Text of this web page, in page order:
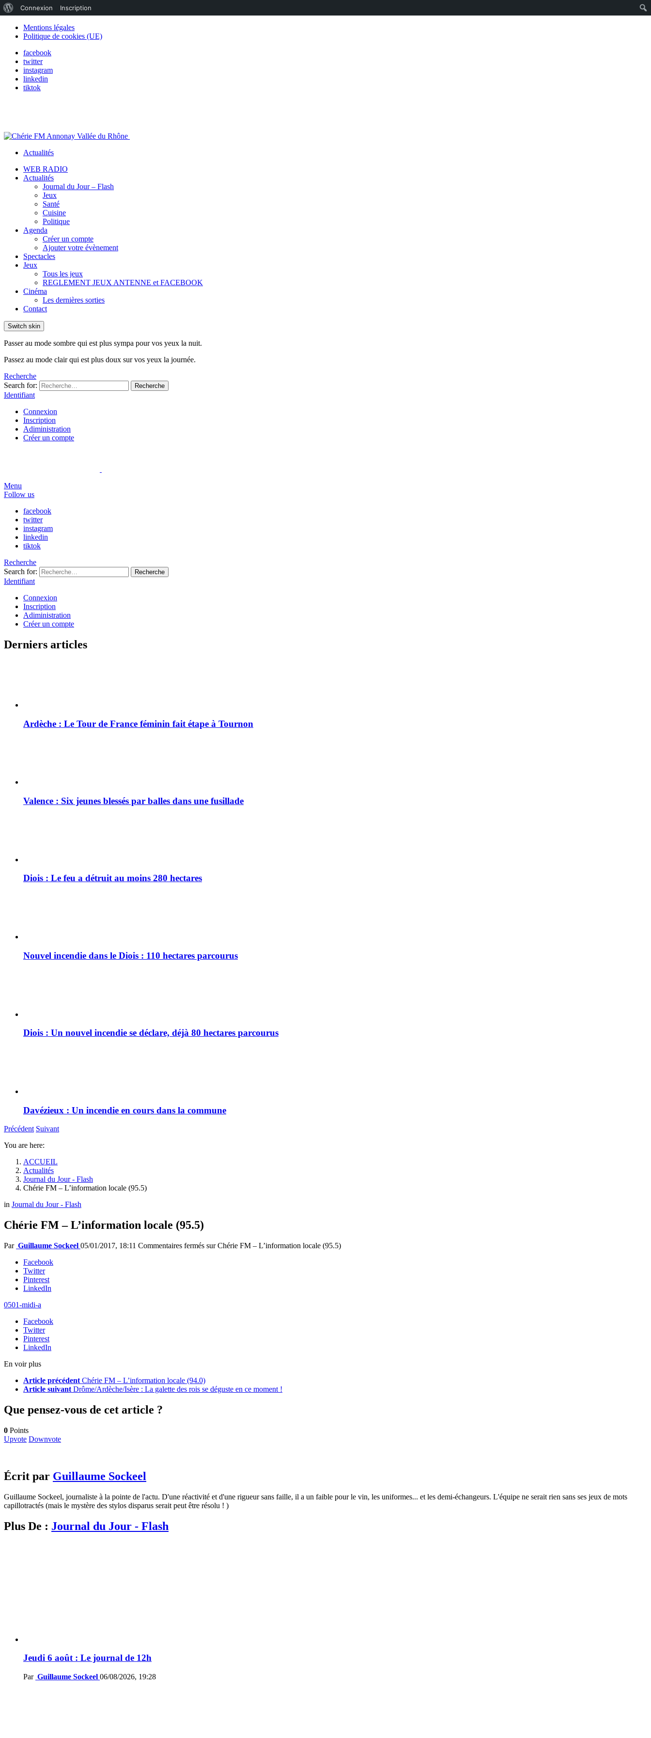
Mentions légales
Politique de cookies (UE)
facebook
twitter
instagram
linkedin
tiktok
Actualités
WEB RADIO
Actualités
Journal du Jour – Flash
Jeux
Santé
Cuisine
Politique
Agenda
Créer un compte
Ajouter votre évènement
Spectacles
Jeux
Tous les jeux
REGLEMENT JEUX ANTENNE et FACEBOOK
Cinéma
Les dernières sorties
Contact
Switch skin
Passer au mode sombre qui est plus sympa pour vos yeux la nuit.
Passez au mode clair qui est plus doux sur vos yeux la journée.
Recherche
Search for:
Recherche
Identifiant
Connexion
Inscription
Adiministration
Créer un compte
Menu
Follow us
facebook
twitter
instagram
linkedin
tiktok
Recherche
Search for:
Recherche
Identifiant
Connexion
Inscription
Adiministration
Créer un compte
Derniers articles
Ardèche : Le Tour de France féminin fait étape à Tournon
Valence : Six jeunes blessés par balles dans une fusillade
Diois : Le feu a détruit au moins 280 hectares
Nouvel incendie dans le Diois : 110 hectares parcourus
Diois : Un nouvel incendie se déclare, déjà 80 hectares parcourus
Davézieux : Un incendie en cours dans la commune
Précédent Suivant
You are here:
ACCUEIL
Actualités
Journal du Jour - Flash
Chérie FM – L’information locale (95.5)
in Journal du Jour - Flash
Chérie FM – L’information locale (95.5)
Par Guillaume Sockeel 05/01/2017, 18:11 Commentaires fermés sur Chérie FM – L’information locale (95.5)
Facebook
Twitter
Pinterest
LinkedIn
0501-midi-a
Facebook
Twitter
Pinterest
LinkedIn
En voir plus
Article précédent Chérie FM – L’information locale (94.0)
Article suivant Drôme/Ardèche/Isère : La galette des rois se déguste en ce moment !
Que pensez-vous de cet article ?
0 Points
Upvote Downvote
Écrit par Guillaume Sockeel
Guillaume Sockeel, journaliste à la pointe de l'actu. D'une réactivité et d'une rigueur sans faille, il a un faible pour le vin, les uniformes... et les demi-échangeurs. L'équipe ne serait rien sans ses jeux de mots
capillotractés (mais le mystère des stylos disparus serait peut être résolu ! )
Plus De : Journal du Jour - Flash
Jeudi 6 août : Le journal de 12h
Par Guillaume Sockeel 06/08/2026, 19:28
de
WordPress
Connexion Inscription